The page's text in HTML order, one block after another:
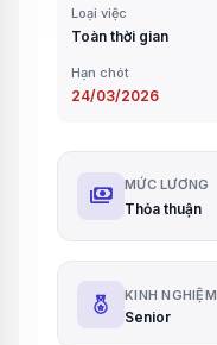
Loại việc
Toàn thời gian
Hạn chót
24/03/2026
payments MỨC LƯƠNG
Thỏa thuận
KINH NGHIỆM
Senior